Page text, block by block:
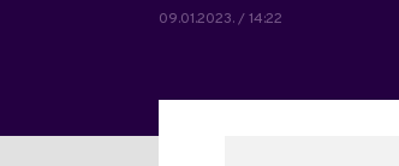
09.01.2023. / 14:22